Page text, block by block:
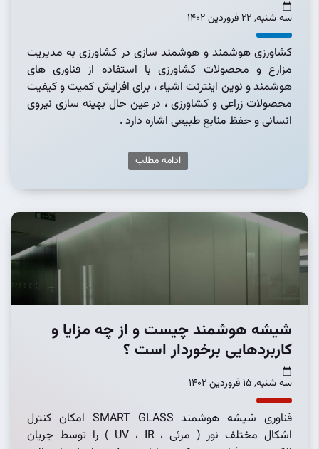
سه شنبه, 22 فروردین 1402
کشاورزی هوشمند و هوشمند سازی در کشاورزی به مدیریت
مزارع و محصولات کشاورزی با استفاده از فناوری های
هوشمند و نوین اینترنت اشیاء ، برای افزایش کمیت و کیفیت
محصولات زراعی و کشاورزی ، در عین حال بهینه سازی نیروی
انسانی و حفظ منابع طبیعی اشاره دارد .
ادامه مطلب
شیشه هوشمند چیست و از چه مزایا و
کاربردهایی برخوردار است ؟
سه شنبه, 15 فروردین 1402
فناوری شیشه هوشمند SMART GLASS امکان کنترل
اشکال مختلف نور ( مرئی ، UV ، IR ) را توسط جریان